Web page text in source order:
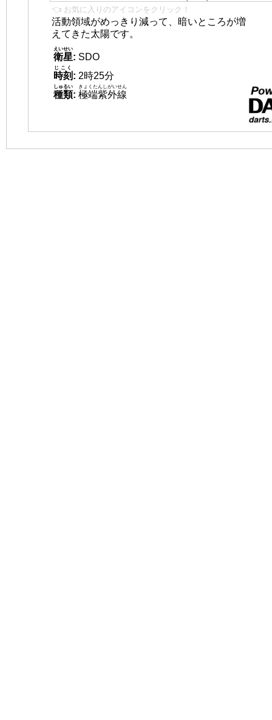
👈 お気に入りのアイコンをクリック！
活動領域がめっきり減って、暗いところが増
えてきた太陽です。
衛星
えいせい
: SDO
時刻
じこく
: 2時25分
種類
しゅるい
: 極端紫外線
きょくたんしがいせん